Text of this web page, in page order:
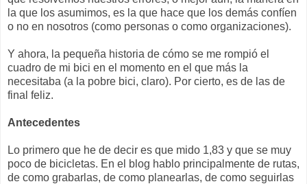
la que los asumimos, es la que hace que los demás confíen
o no en nosotros (como personas o como organizaciones).
Y ahora, la pequeña historia de cómo se me rompió el
cuadro de mi bici en el momento en el que más la
necesitaba (a la pobre bici, claro). Por cierto, es de las de
final feliz.
Antecedentes
Lo primero que he de decir es que mido 1,83 y que se muy
poco de bicicletas. En el blog hablo principalmente de rutas,
de como grabarlas, de como planearlas, de como seguirlas